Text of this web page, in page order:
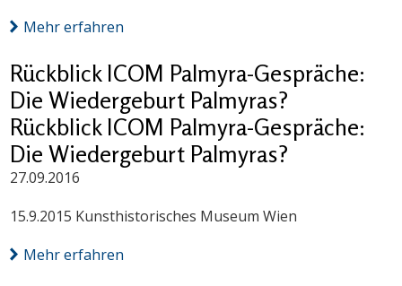
Mehr erfahren
Rückblick ICOM Palmyra-Gespräche:
Die Wiedergeburt Palmyras?
Rückblick ICOM Palmyra-Gespräche:
Die Wiedergeburt Palmyras?
27.09.2016
15.9.2015 Kunsthistorisches Museum Wien
Mehr erfahren